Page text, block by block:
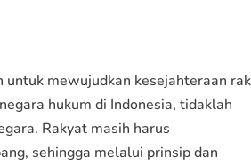
untuk mewujudkan kesejahteraan
hukum di Indonesia, tidaklah
Rakyat masih harus
sehingga melalui prinsip dan